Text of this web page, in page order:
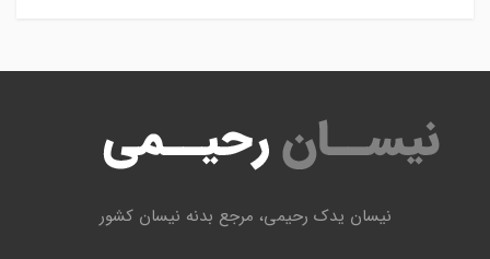
نیسان یدک رحیمی، مرجع بدنه نیسان کشور